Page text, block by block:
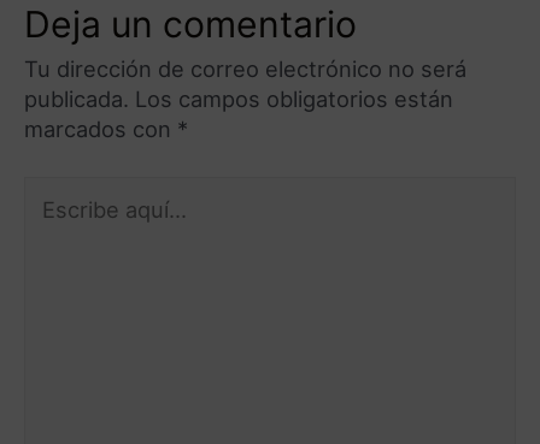
Deja un comentario
Tu dirección de correo electrónico no será
publicada. Los campos obligatorios están
marcados con *